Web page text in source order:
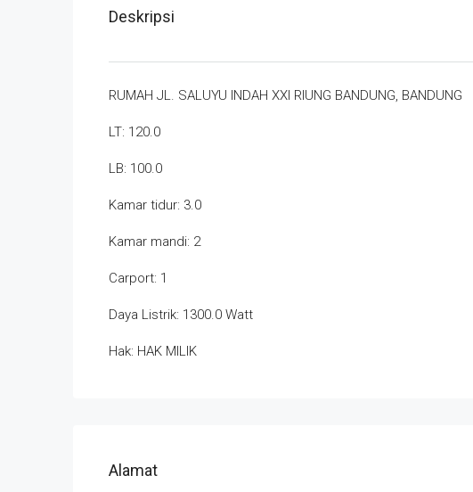
Deskripsi
RUMAH JL. SALUYU INDAH XXI RIUNG BANDUNG, BANDUNG
LT: 120.0
LB: 100.0
Kamar tidur: 3.0
Kamar mandi: 2
Carport: 1
Daya Listrik: 1300.0 Watt
Hak: HAK MILIK
Alamat